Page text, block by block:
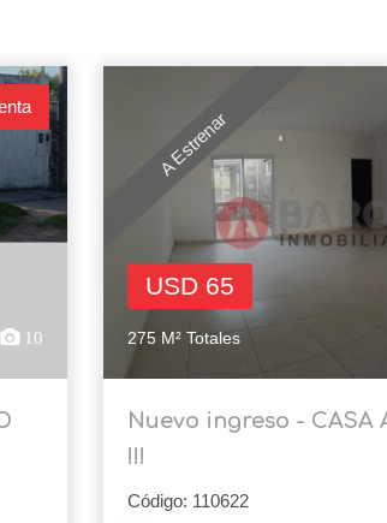
10
A Estrenar
USD 65
275 M² Totales
Nuevo ingreso - CASA
!!!
Código: 110622